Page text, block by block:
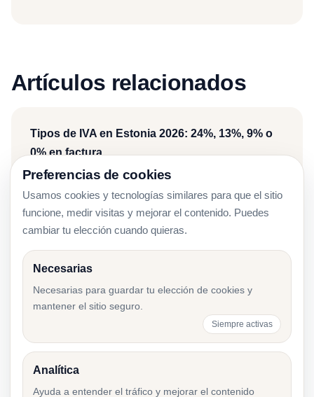
Artículos relacionados
Tipos de IVA en Estonia 2026: 24%, 13%, 9% o
0% en factura
Facturas impagadas en Estonia: cómo
Número de IVA en Estonia: verificar antes de
Preferencias de cookies
Usamos cookies y tecnologías similares para que el sitio
funcione, medir visitas y mejorar el contenido. Puedes
cambiar tu elección cuando quieras.
Necesarias
Necesarias para guardar tu elección de cookies y
mantener el sitio seguro.
Siempre activas
Analítica
Ayuda a entender el tráfico y mejorar el contenido